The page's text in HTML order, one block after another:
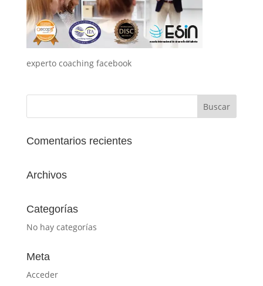
experto coaching facebook
Comentarios recientes
Archivos
Categorías
No hay categorías
Meta
Acceder